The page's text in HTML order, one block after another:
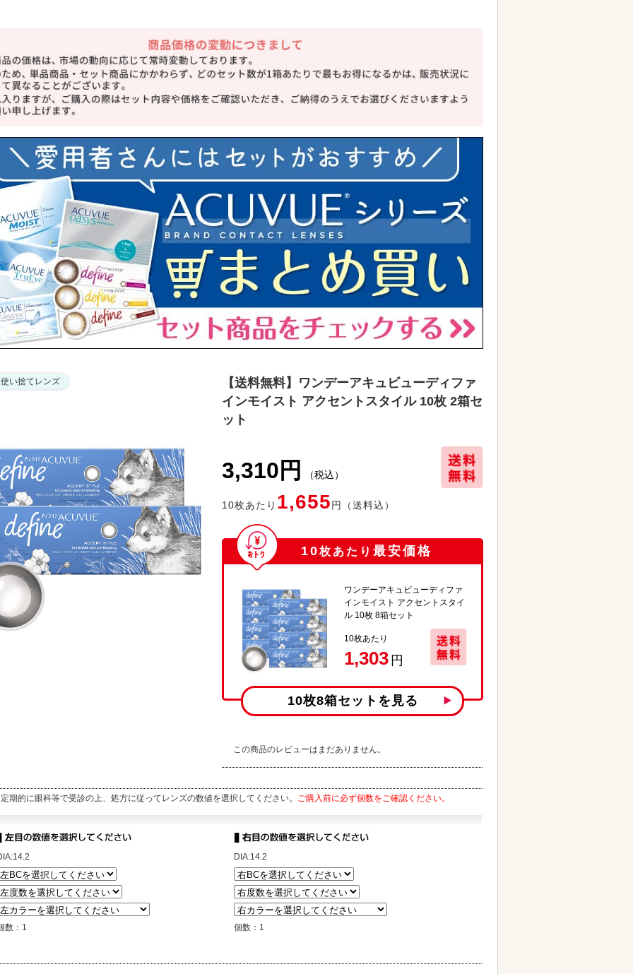
い捨てレンズ
【送料無料】ワンデーアキュビューディファ
インモイスト アクセントスタイル 10枚 2箱セ
ット
3,310円 （税込）
10枚あたり 1,655円 （送料込）
10枚あたり 最安価格
ワンデーアキュビューディファ
インモイスト アクセントスタイ
ル 10枚 8箱セット
10枚あたり
1,303 円
10枚8箱セットを見る
この商品のレビューはまだありません。
定期的に眼科等で受診の上、処方に従ってレンズの数値を選択してください。 ご購入前に必ず個数をご確認ください。
数：1
DIA:14.2
個数：1